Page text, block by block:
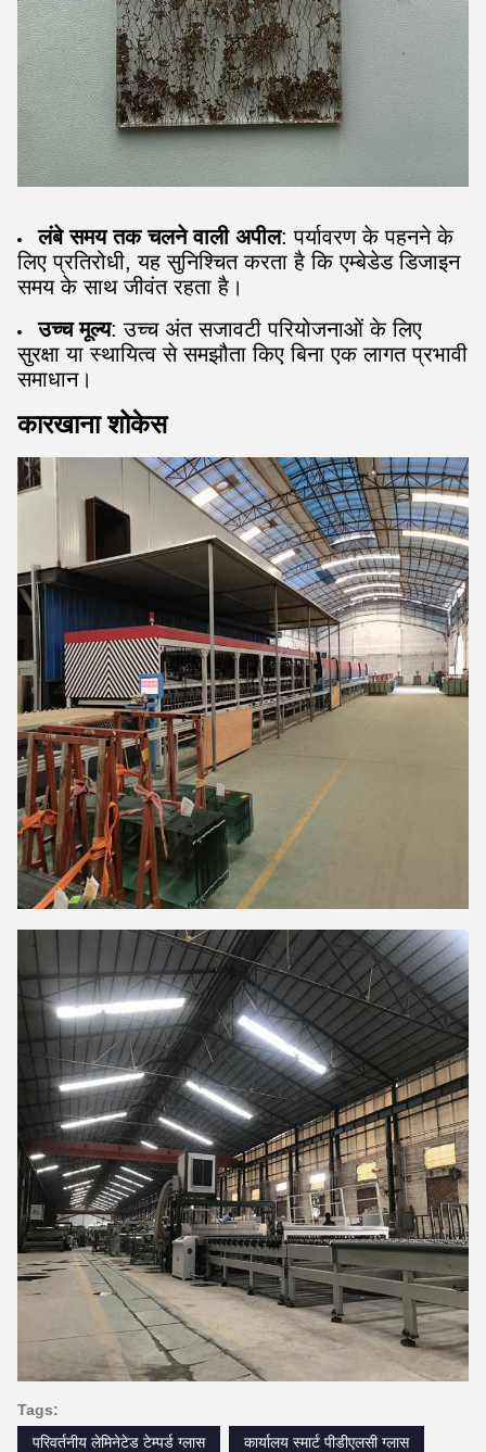
लंबे समय तक चलने वाली अपील: पर्यावरण के पहनने के
लिए प्रतिरोधी, यह सुनिश्चित करता है कि एम्बेडेड डिजाइन
समय के साथ जीवंत रहता है।
उच्च मूल्य: उच्च अंत सजावटी परियोजनाओं के लिए
सुरक्षा या स्थायित्व से समझौता किए बिना एक लागत प्रभावी
समाधान।
कारखाना शोकेस
Tags:
परिवर्तनीय लेमिनेटेड टेम्पर्ड ग्लास
कार्यालय स्मार्ट पीडीएलसी ग्लास